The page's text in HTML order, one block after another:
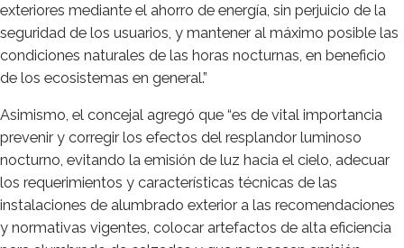
exteriores mediante el ahorro de energía, sin perjuicio de la
seguridad de los usuarios, y mantener al máximo posible las
condiciones naturales de las horas nocturnas, en beneficio
de los ecosistemas en general.”
Asimismo, el concejal agregó que “es de vital importancia
prevenir y corregir los efectos del resplandor luminoso
nocturno, evitando la emisión de luz hacia el cielo, adecuar
los requerimientos y características técnicas de las
instalaciones de alumbrado exterior a las recomendaciones
y normativas vigentes, colocar artefactos de alta eficiencia